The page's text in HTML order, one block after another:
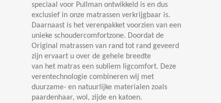
speciaal voor Pullman ontwikkeld is en dus
exclusief in onze matrassen verkrijgbaar is.
Daarnaast is het verenpakket voorzien van een
unieke schoudercomfortzone. Doordat de
Original matrassen van rand tot rand geveerd
zijn ervaart u over de gehele breedte
van het matras een subliem ligcomfort. Deze
verentechnologie combineren wij met
duurzame- en natuurlijke materialen zoals
paardenhaar, wol, zijde en katoen.